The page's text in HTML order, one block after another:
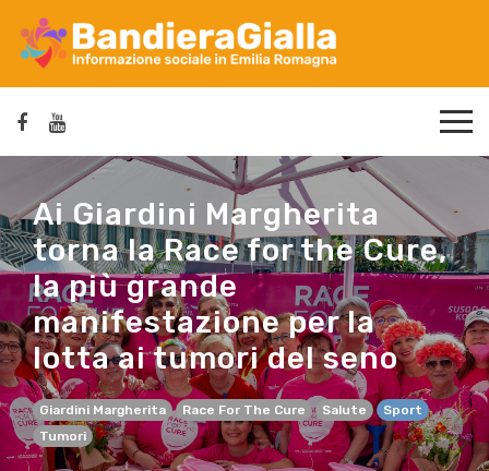
Ai Giardini Margherita
torna la Race for the Cure,
la più grande
manifestazione per la
lotta ai tumori del seno
Giardini Margherita Race For The Cure Salute
Sport
Tumori